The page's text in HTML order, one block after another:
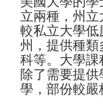
立兩種，州
較私立大學低
州，提供種
科等。大學
除了需要提
學，部份較